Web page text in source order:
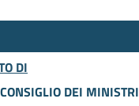
DI
DEI MINISTRI